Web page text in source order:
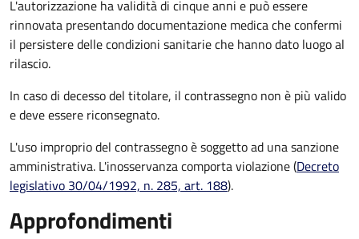
L'autorizzazione ha validità di cinque anni e può essere
rinnovata presentando documentazione medica che confermi
il persistere delle condizioni sanitarie che hanno dato luogo al
rilascio.
In caso di decesso del titolare, il contrassegno non è più valido
e deve essere riconsegnato.
L'uso improprio del contrassegno è soggetto ad una sanzione
amministrativa. L'inosservanza comporta violazione (Decreto
legislativo 30/04/1992, n. 285, art. 188).
Approfondimenti